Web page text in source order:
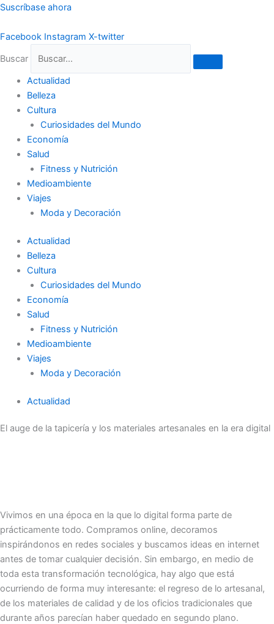
Ir
contenido
Suscríbase ahora
Facebook Instagram X-twitter
Buscar
Actualidad
Belleza
Cultura
Curiosidades del Mundo
Economía
Salud
Fitness y Nutrición
Medioambiente
Viajes
Moda y Decoración
Actualidad
Belleza
Cultura
Curiosidades del Mundo
Economía
Salud
Fitness y Nutrición
Medioambiente
Viajes
Moda y Decoración
Actualidad
El auge de la tapicería y los materiales artesanales en la era digital
Vivimos en una época en la que lo digital forma parte de
prácticamente todo. Compramos online, decoramos
inspirándonos en redes sociales y buscamos ideas en internet
antes de tomar cualquier decisión. Sin embargo, en medio de
toda esta transformación tecnológica, hay algo que está
ocurriendo de forma muy interesante: el regreso de lo artesanal,
de los materiales de calidad y de los oficios tradicionales que
durante años parecían haber quedado en segundo plano.